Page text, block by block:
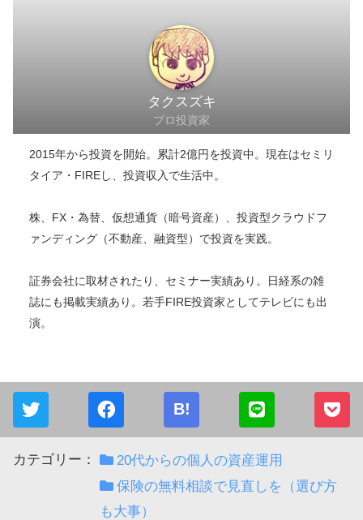
タクスズキ
プロ投資家
2015年から投資を開始。累計2億円を投資中。現在はセミリ
タイア・FIREし、投資収入で生活中。
株、FX・為替、仮想通貨（暗号資産）、投資型クラウドフ
ァンディング（不動産、融資型）で投資を実践。
証券会社に取材されたり、セミナー実績あり。日経系の雑
誌にも掲載実績あり。若手FIRE投資家としてテレビにも出
演。
B!
カテゴリー：
20代からの個人の資産運用
保険の無料相談で見直しを（選び方
も大事）